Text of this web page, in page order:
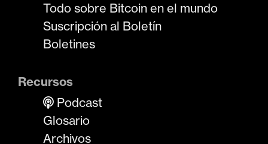
Todo sobre Bitcoin en el mundo
Suscripción al Boletín
Boletines
Recursos
Podcast
Glosario
Archivos